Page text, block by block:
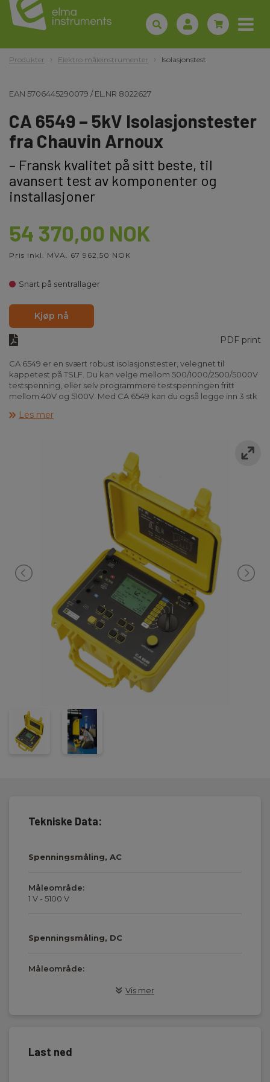
Produkter Elektro måleinstrumenter Isolasjonstest
EAN 5706445290079 /EL.NR 8022627
CA 6549 – 5kV Isolasjonstester
fra Chauvin Arnoux
– Fransk kvalitet på sitt beste, til
avansert test av komponenter og
installasjoner
54 370,00 NOK
Pris inkl. MVA. 67 962,50 NOK
Snart på sentrallager
Kjøp nå
PDF print
CA 6549 er en svært robust isolasjonstester, velegnet til
kappetest på TSLF. Du kan velge mellom 500/1000/2500/5000V
testspenning, eller selv programmere testspenningen fritt
mellom 40V og 5100V. Med CA 6549 kan du også legge inn 3 stk
økes prøvespenningen i steg.
testspenningen. Instrumentene viser isolasjonsverdier helt opp
til 10TΩ! Dersom en måleverdi ikke er stabil, letter smooth-
Videre finnes justerbar maks / min alarm, spenningsbegrensning
og tre justerbare strømgrenser. Instrumentene måler
isolasjonsmotstand, kapasitans og lekkasjestrøm. Ved en
tidskontrollert test lagrer instrumentet automatisk
CA 6549 har en en grafisk skjerm som viser verdiene direkte
under måling! Alle instrumentene beregner DAR (Dielectric
Absortion Ratio), PI (Polarization Index) og DD (Dielectric
Discharge Index) kvalitetsanalyser automatisk. CA 6549 har
innebygget PC-kommunikasjon og hukommelse for opp til
10.000 målinger. Programvaren DataViewer Pro gjør det mulig å
lage komplette testrapporter med blant annet grafer og
CA 6549 har mulighet til temperaturkompensasjon og tre
innstillbare strømnivåer. CA 6549 gir deg mulighet til å omregne
målingen til en definert referansetemperatur. Dette gir økt
pålitelighet og repeterbarhet.
CA 6549 leveres i en robust koffert, IP67 i lukket tilstand, IP53 i
åpen tilstand. Instrumentet tilfredsstiller IEC 61010-1KAT III 1000V.
Instrumentet leveres med oppladbare batterier, som lades
samtidig med at instrumentet brukes, veske, alle nødvendige
kabler og måletilbehør, Dataview programvare og
Les mer
Tekniske Data:
Spenningsmåling, AC
Måleområde:
1 V - 5100 V
Spenningsmåling, DC
Måleområde:
Måleområde:
Vis mer
Last ned